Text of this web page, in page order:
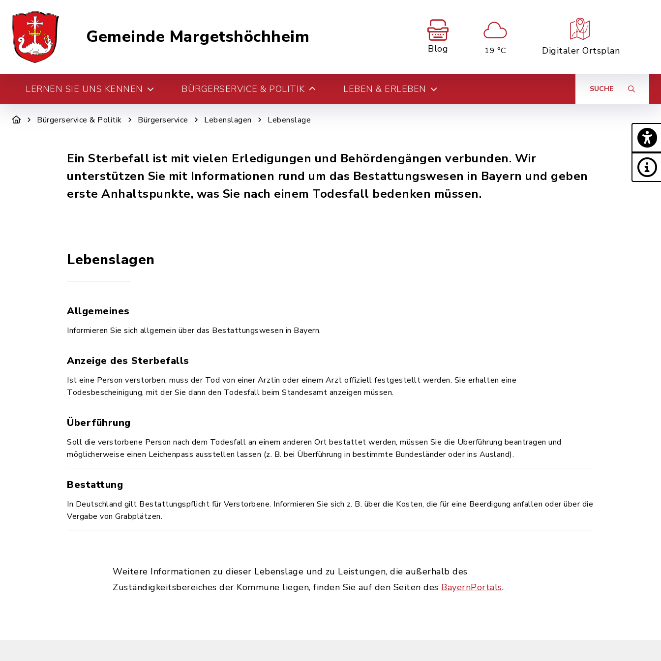
Gemeinde Margetshöchheim
Blog 19 °C Digitaler Ortsplan
LERNEN SIE UNS KENNEN BÜRGERSERVICE & POLITIK LEBEN & ERLEBEN SUCHE
Bürgerservice & Politik Bürgerservice Lebenslagen Lebenslage
Ein Sterbefall ist mit vielen Erledigungen und Behördengängen verbunden. Wir
unterstützen Sie mit Informationen rund um das Bestattungswesen in Bayern und geben
erste Anhaltspunkte, was Sie nach einem Todesfall bedenken müssen.
Lebenslagen
Allgemeines
Informieren Sie sich allgemein über das Bestattungswesen in Bayern.
Anzeige des Sterbefalls
Ist eine Person verstorben, muss der Tod von einer Ärztin oder einem Arzt offiziell festgestellt werden. Sie erhalten eine
Todesbescheinigung, mit der Sie dann den Todesfall beim Standesamt anzeigen müssen.
Überführung
Soll die verstorbene Person nach dem Todesfall an einem anderen Ort bestattet werden, müssen Sie die Überführung beantragen und
möglicherweise einen Leichenpass ausstellen lassen (z. B. bei Überführung in bestimmte Bundesländer oder ins Ausland).
Bestattung
In Deutschland gilt Bestattungspflicht für Verstorbene. Informieren Sie sich z. B. über die Kosten, die für eine Beerdigung anfallen oder über die
Vergabe von Grabplätzen.
Weitere Informationen zu dieser Lebenslage und zu Leistungen, die außerhalb des
Zuständigkeitsbereiches der Kommune liegen, finden Sie auf den Seiten des BayernPortals.